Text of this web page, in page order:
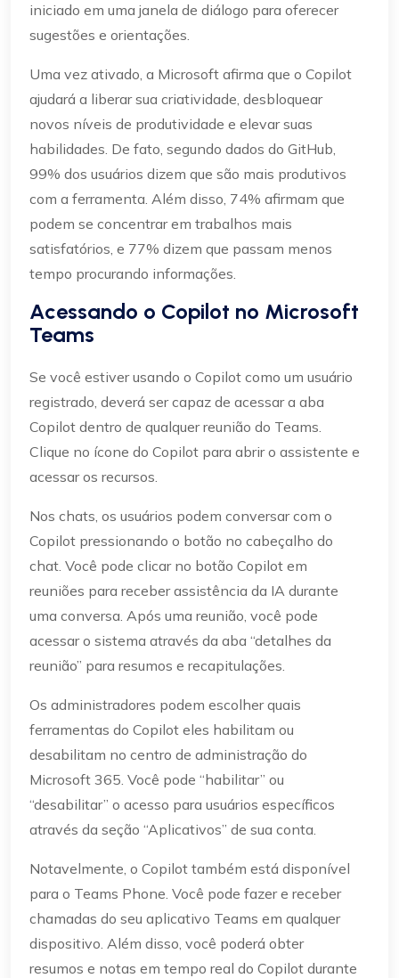
iniciado em uma janela de diálogo para oferecer
sugestões e orientações.
Uma vez ativado, a Microsoft afirma que o Copilot
ajudará a liberar sua criatividade, desbloquear
novos níveis de produtividade e elevar suas
habilidades. De fato, segundo dados do GitHub,
99% dos usuários dizem que são mais produtivos
com a ferramenta. Além disso, 74% afirmam que
podem se concentrar em trabalhos mais
satisfatórios, e 77% dizem que passam menos
tempo procurando informações.
Acessando o Copilot no Microsoft
Teams
Se você estiver usando o Copilot como um usuário
registrado, deverá ser capaz de acessar a aba
Copilot dentro de qualquer reunião do Teams.
Clique no ícone do Copilot para abrir o assistente e
acessar os recursos.
Nos chats, os usuários podem conversar com o
Copilot pressionando o botão no cabeçalho do
chat. Você pode clicar no botão Copilot em
reuniões para receber assistência da IA durante
uma conversa. Após uma reunião, você pode
acessar o sistema através da aba “detalhes da
reunião” para resumos e recapitulações.
Os administradores podem escolher quais
ferramentas do Copilot eles habilitam ou
desabilitam no centro de administração do
Microsoft 365. Você pode “habilitar” ou
“desabilitar” o acesso para usuários específicos
através da seção “Aplicativos” de sua conta.
Notavelmente, o Copilot também está disponível
para o Teams Phone. Você pode fazer e receber
chamadas do seu aplicativo Teams em qualquer
dispositivo. Além disso, você poderá obter
resumos e notas em tempo real do Copilot durante